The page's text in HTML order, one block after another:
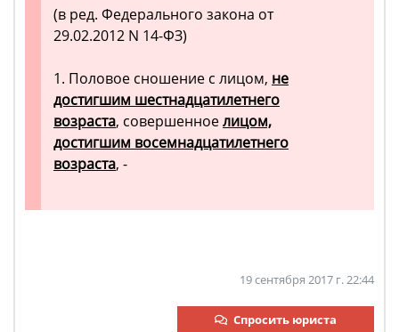
(в ред. Федерального закона от
29.02.2012 N 14-ФЗ)
1. Половое сношение с лицом, не
достигшим шестнадцатилетнего
возраста, совершенноелицом,
достигшим восемнадцатилетнего
возраста, -
19 сентября 2017 г. 22:44
Спросить юриста